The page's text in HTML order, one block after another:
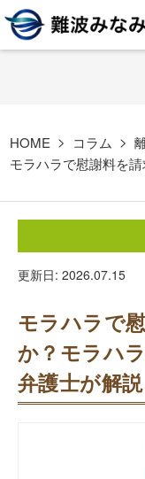
HOME コラム
モラハラで慰謝料を
更新日: 2026.07.15
モラハラで
か？モラハ
弁護士が解説